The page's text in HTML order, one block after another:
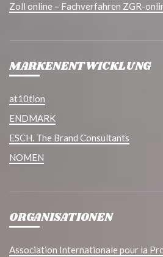
Zoll online – Fachverfahren ZGR-
MARKENENTWICKLUNG
at10tion
ENDMARK
ESCH. The Brand Consultants
NOMEN
ORGANISATIONEN
Association Internationale pour la